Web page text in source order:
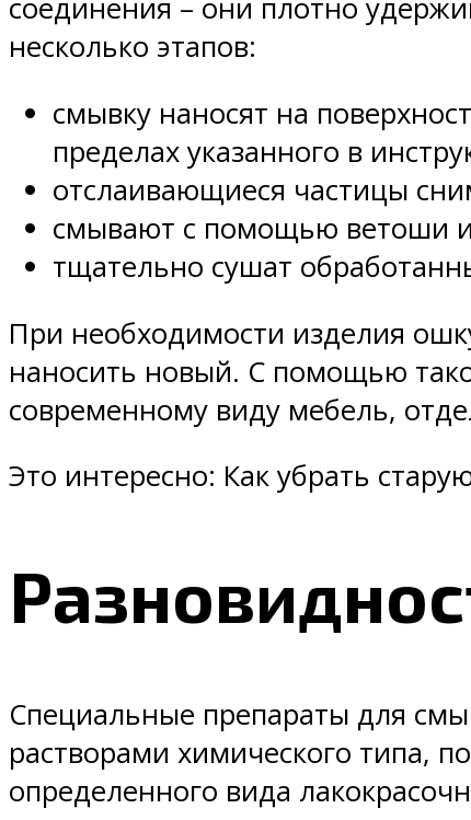
соединения – они плотно
несколько этапов:
смывку наносят на
пределах указанного в
отслаивающиеся частицы
смывают с помощью ветоши и
тщательно сушат
При необходимости изделия
наносить новый. С помощью
современному виду мебель,
Это интересно: Как убрать
Специальные препараты для
растворами химического типа,
определенного вида